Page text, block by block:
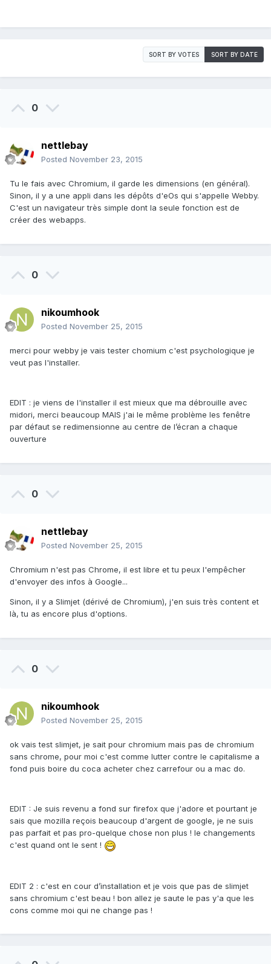
SORT BY VOTES SORT BY DATE
0
nettlebay
Posted November 23, 2015
Tu le fais avec Chromium, il garde les dimensions (en général).
Sinon, il y a une appli dans les dépôts d'eOs qui s'appelle Webby.
C'est un navigateur très simple dont la seule fonction est de
créer des webapps.
0
nikoumhook
Posted November 25, 2015
merci pour webby je vais tester chomium c'est psychologique je
veut pas l'installer.
EDIT : je viens de l'installer il est mieux que ma débrouille avec
midori, merci beaucoup MAIS j'ai le même problème les fenêtre
par défaut se redimensionne au centre de l’écran a chaque
ouverture
0
nettlebay
Posted November 25, 2015
Chromium n'est pas Chrome, il est libre et tu peux l'empêcher
d'envoyer des infos à Google...
Sinon, il y a Slimjet (dérivé de Chromium), j'en suis très content et
là, tu as encore plus d'options.
0
nikoumhook
Posted November 25, 2015
ok vais test slimjet, je sait pour chromium mais pas de chromium
sans chrome, pour moi c'est comme lutter contre le capitalisme a
fond puis boire du coca acheter chez carrefour ou a mac do.
EDIT : Je suis revenu a fond sur firefox que j'adore et pourtant je
sais que mozilla reçois beaucoup d'argent de google, je ne suis
pas parfait et pas pro-quelque chose non plus ! le changements
c'est quand ont le sent !
EDIT 2 : c'est en cour d’installation et je vois que pas de slimjet
sans chromium c'est beau ! bon allez je saute le pas y'a que les
cons comme moi qui ne change pas !